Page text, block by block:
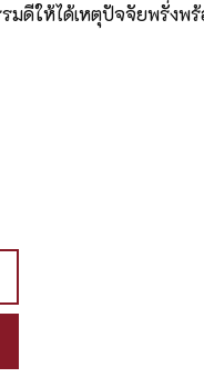
มดีให้ได้เหตุปัจจัยพรั่งพ